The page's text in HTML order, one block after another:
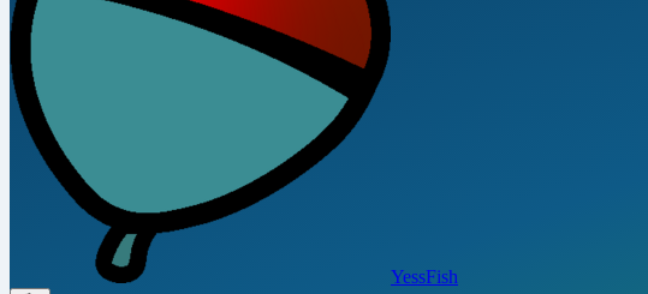
YessFish